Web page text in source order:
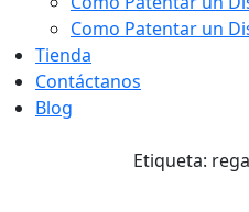
Como Patentar un
Tienda
Contáctanos
Blog
Etiqueta: